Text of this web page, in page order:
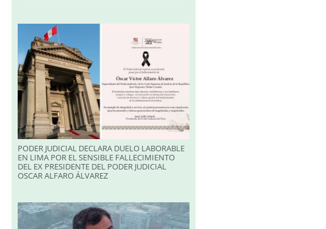
PODER JUDICIAL DECLARA DUELO LABORABLE
EN LIMA POR EL SENSIBLE FALLECIMIENTO
DEL EX PRESIDENTE DEL PODER JUDICIAL
OSCAR ALFARO ÁLVAREZ